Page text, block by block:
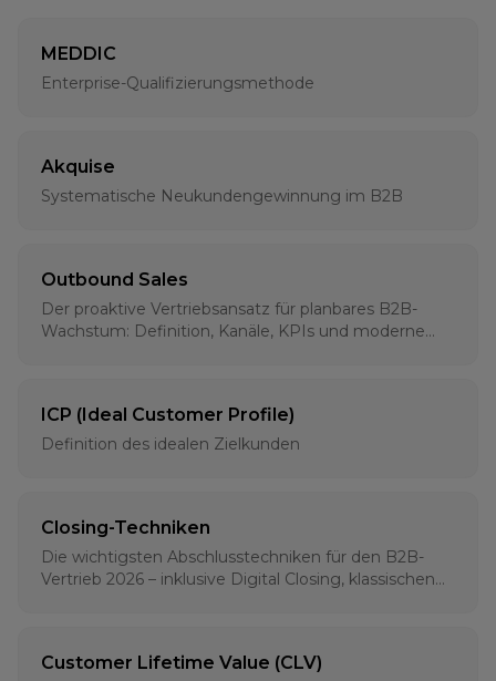
MEDDIC
Enterprise-Qualifizierungsmethode
Akquise
Systematische Neukundengewinnung im B2B
Outbound Sales
Der proaktive Vertriebsansatz für planbares B2B-
Wachstum: Definition, Kanäle, KPIs und moderne
ICP (Ideal Customer Profile)
Definition des idealen Zielkunden
Closing-Techniken
Die wichtigsten Abschlusstechniken für den B2B-
Vertrieb 2026 – inklusive Digital Closing, klassischen
Customer Lifetime Value (CLV)